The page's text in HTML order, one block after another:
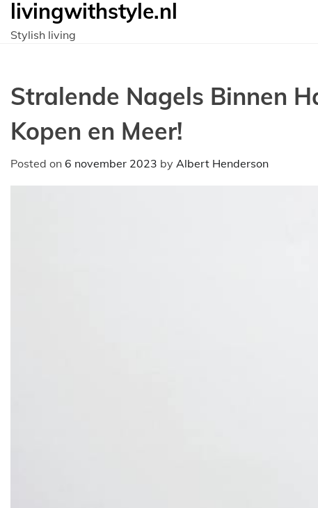
de
livingwithstyle.nl
Stylish living
Stralende Nagels Binnen
Kopen en Meer!
Posted on 6 november 2023 by Albert Henderson